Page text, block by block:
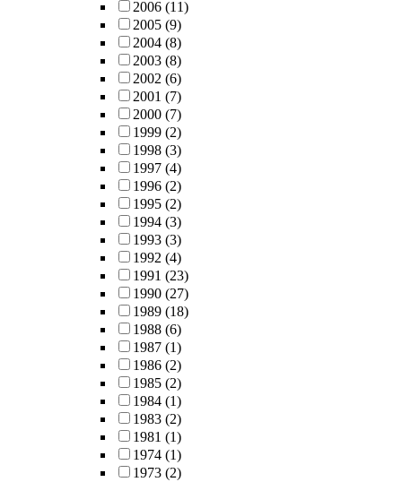
2006 (11)
2005 (9)
2004 (8)
2003 (8)
2002 (6)
2001 (7)
2000 (7)
1999 (2)
1998 (3)
1997 (4)
1996 (2)
1995 (2)
1994 (3)
1993 (3)
1992 (4)
1991 (23)
1990 (27)
1989 (18)
1988 (6)
1987 (1)
1986 (2)
1985 (2)
1984 (1)
1983 (2)
1981 (1)
1974 (1)
1973 (2)